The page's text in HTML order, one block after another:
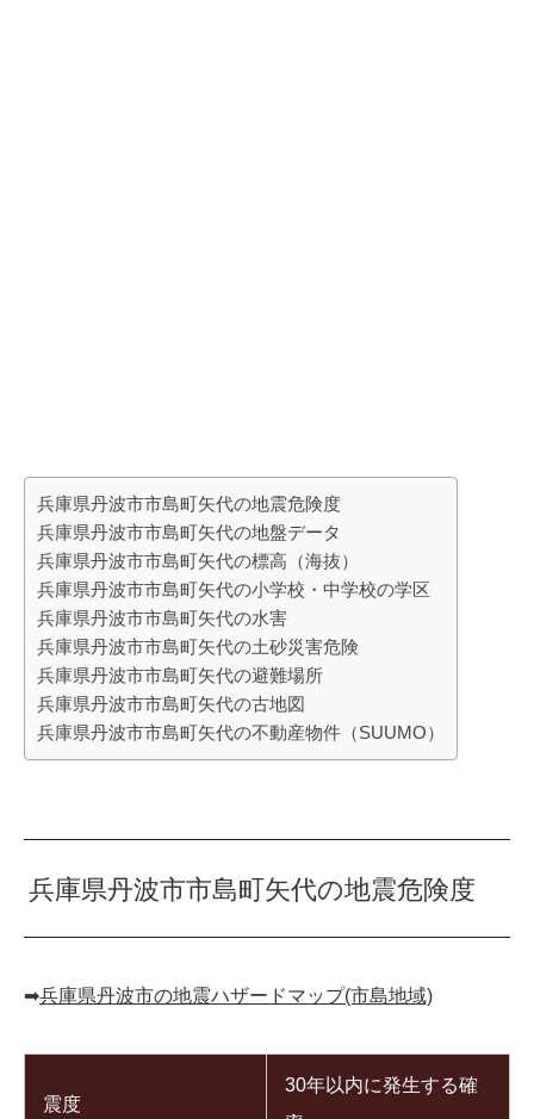
兵庫県丹波市市島町矢代の地震危険度
兵庫県丹波市市島町矢代の地盤データ
兵庫県丹波市市島町矢代の標高（海抜）
兵庫県丹波市市島町矢代の小学校・中学校の学区
兵庫県丹波市市島町矢代の水害
兵庫県丹波市市島町矢代の土砂災害危険
兵庫県丹波市市島町矢代の避難場所
兵庫県丹波市市島町矢代の古地図
兵庫県丹波市市島町矢代の不動産物件（SUUMO）
兵庫県丹波市市島町矢代の地震危険度
➡︎兵庫県丹波市の地震ハザードマップ(市島地域)
震度
30年以内に発生する確